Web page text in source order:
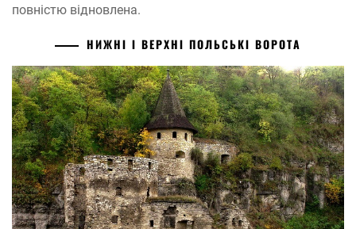
повністю відновлена.
НИЖНІ І ВЕРХНІ ПОЛЬСЬКІ ВОРОТА